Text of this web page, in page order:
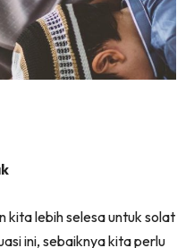
kita lebih selesa untuk solat
ini, sebaiknya kita perlu